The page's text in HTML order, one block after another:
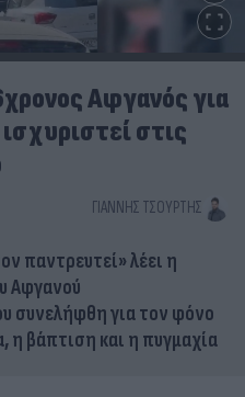
Αφγανός για
στις
ΓΙΆΝΝΗΣ ΤΣΟΎΡΤΗΣ
παντρευτεί» λέει η
Αφγανού
συνελήφθη για τον φόνο
η βάπτιση και η πυγμαχία